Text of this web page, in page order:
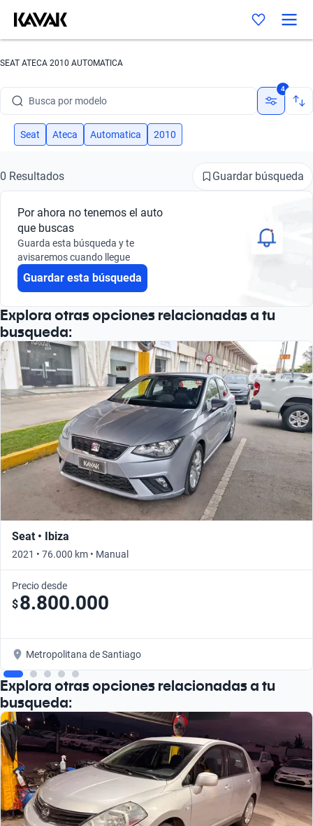
SEAT ATECA 2010 AUTOMATICA
Busca por modelo
Busca por versión
Busca por marca
Busca por modelo
Busca por versión
4
Seat Ateca Automatica 2010
0 Resultados Guardar búsqueda
Por ahora no tenemos el auto
que buscas
Guarda esta búsqueda y te
avisaremos cuando llegue
Guardar esta búsqueda
Explora otras opciones relacionadas a tu
busqueda:
Seat • Ibiza
2021 • 76.000 km • Manual
Precio desde
$8.800.000
Metropolitana de Santiago
Explora otras opciones relacionadas a tu
busqueda: